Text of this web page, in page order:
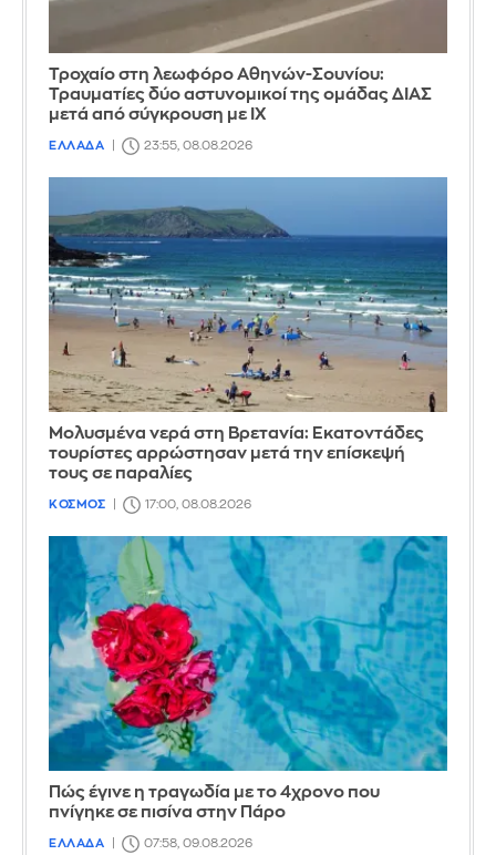
Τροχαίο στη λεωφόρο Αθηνών-Σουνίου:
Τραυματίες δύο αστυνομικοί της ομάδας ΔΙΑΣ
μετά από σύγκρουση με ΙΧ
ΕΛΛΑΔΑ 23:55, 08.08.2026
Μολυσμένα νερά στη Βρετανία: Εκατοντάδες
τουρίστες αρρώστησαν μετά την επίσκεψή
τους σε παραλίες
ΚΟΣΜΟΣ 17:00, 08.08.2026
Πώς έγινε η τραγωδία με το 4χρονο που
πνίγηκε σε πισίνα στην Πάρο
ΕΛΛΑΔΑ 07:58, 09.08.2026